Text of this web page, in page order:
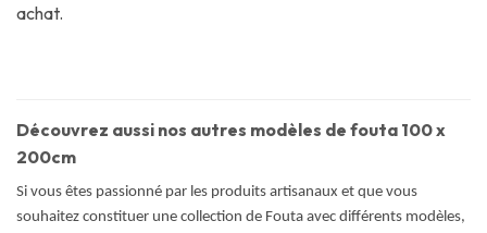
achat.
Découvrez aussi nos autres modèles de fouta 100 x
200cm
Si vous êtes passionné par les produits artisanaux et que vous
souhaitez constituer une collection de Fouta avec différents modèles,